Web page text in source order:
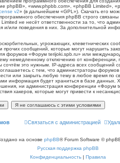
phpBB», «www.phpbb.com», «phpBB Limited»,
v2» (в дальнейшем «GPL»). Скачать его
обеспечения phpBB строго
не несёт ответственности за то, что
и/или поведения в них. За дополнительной
угрожающих, клеветнических
прочих сообщений, которые могут нарушить
форумов «Форум terijoki.spb.ru» или
немедленному отключению от конференции,
сочтём это нужным. IP-адреса всех сообщений
с тем, что администраторы
или закрыть любую тему в любое время по
информация будет храниться в базе данных.
ни администрация конференции «Форум
хакеров, которые могут привести к
Связаться с администрацией
на основе phpBB® Forum Software ©
Русская поддержка phpBB
Конфиденциальность | Правила